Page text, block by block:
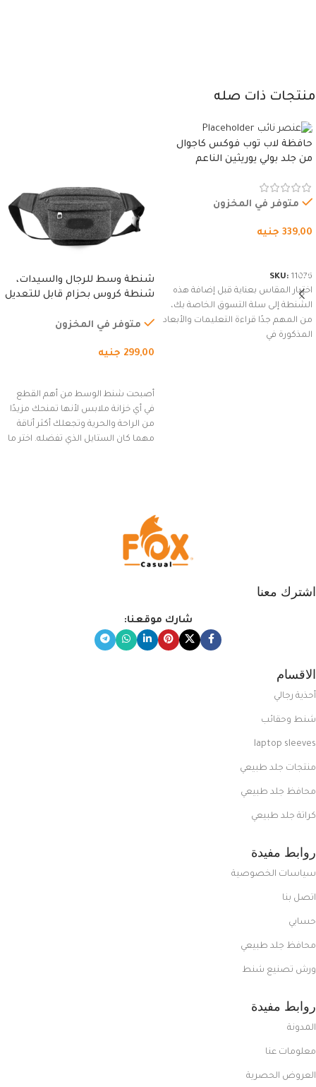
منتجات ذات صله
حافظة لاب توب فوكس كاجوال
من جلد بولي يوريثين الناعم
وسوستة.
متوفر في المخزون
339,00 جنيه
SKU: 11076
اختيار المقاس بعناية قبل إضافة هذه
الشنطة إلى سلة التسوق الخاصة بك،
من المهم جدًا قراءة التعليمات والأبعاد
المذكورة في
شنطة وسط للرجال والسيدات،
شنطة كروس بحزام قابل للتعديل
السفر، الجري العادي، المشي
(رمادي)
متوفر في المخزون
299,00 جنيه
أصبحت شنط الوسط من أهم القطع
في أي خزانة ملابس لأنها تمنحك مزيدًا
من الراحة والحرية وتجعلك أكثر أناقة
مهما كان الستايل الذي تفضله. اختر ما
اشترك معنا
شارك موقعنا:
الاقسام
أحذية رجالي
شنط وحقائب
laptop sleeves
منتجات جلد طبيعي
محافظ جلد طبيعي
كراتة جلد طبيعي
روابط مفيدة
سياسات الخصوصية
اتصل بنا
حسابي
محافظ جلد طبيعي
ورش تصنيع شنط
روابط مفيدة
المدونة
معلومات عنا
العروض الحصرية